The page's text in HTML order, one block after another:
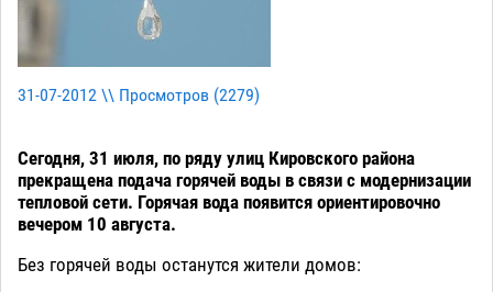
31-07-2012 \\ Просмотров (2279)
Сегодня, 31 июля, по ряду улиц Кировского района
прекращена подача горячей воды в связи с модернизации
тепловой сети. Горячая вода появится ориентировочно
вечером 10 августа.
Без горячей воды останутся жители домов: